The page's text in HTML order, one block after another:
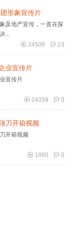
形象宣传片
及地产宣传，一直在探
...
23
24509
业宣传片
宣传片
0
24359
刀开箱视频
开箱视频
0
1860